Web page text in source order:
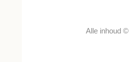
Alle inhoud